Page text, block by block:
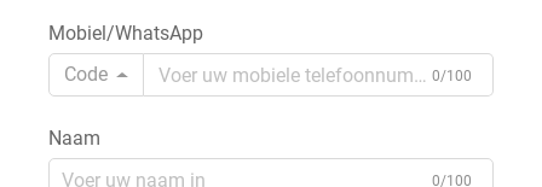
Mobiel/WhatsApp
Code
0/100
Naam
0/100